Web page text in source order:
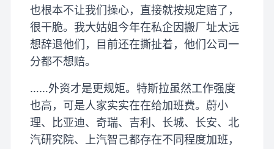
也根本不让我们操心，直接就按规定赔了，
很干脆。我大姑姐今年在私企因搬厂址太远
想辞退他们，目前还在撕扯着，他们公司一
分都不想赔。
……外资才是更规矩。特斯拉虽然工作强度
也高，可是人家实实在在给加班费。蔚小
理、比亚迪、奇瑞、吉利、长城、长安、北
汽研究院、上汽智己都存在不同程度加班，